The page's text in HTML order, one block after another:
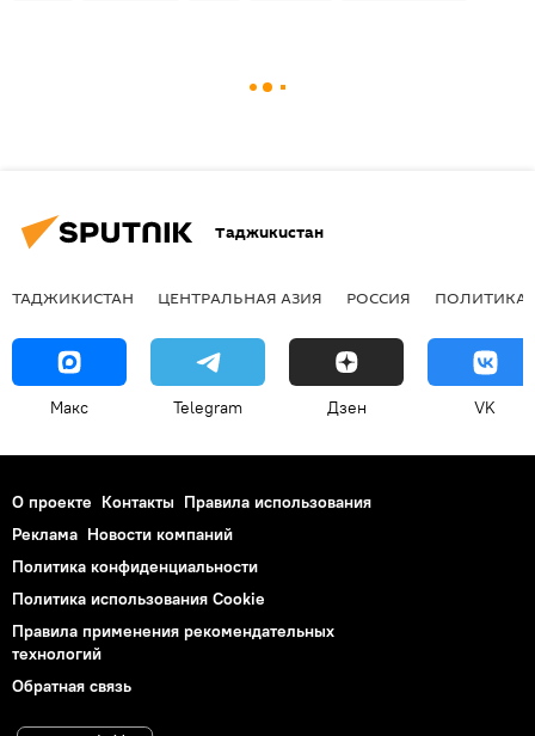
Таджикистан
ТАДЖИКИСТАН ЦЕНТРАЛЬНАЯ АЗИЯ РОССИЯ ПОЛИТИКА
Макс Telegram Дзен VK
О проекте Контакты Правила использования
Реклама Новости компаний
Политика конфиденциальности
Политика использования Cookie
Правила применения рекомендательных
технологий
Обратная связь